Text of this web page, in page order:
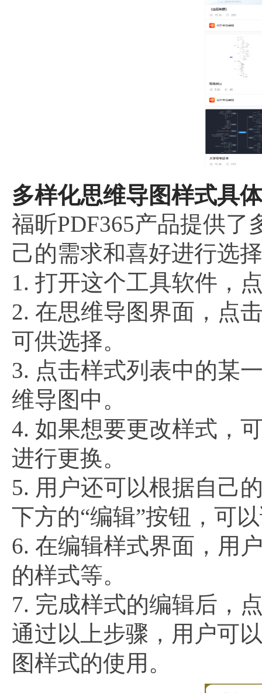
多样化思维导图样式具
福昕PDF365产品提供
己的需求和喜好进行选
1. 打开这个工具软件，
2. 在思维导图界面，点
可供选择。
3. 点击样式列表中的某
维导图中。
4. 如果想要更改样式，
进行更换。
5. 用户还可以根据自己
下方的“编辑”按钮，可
6. 在编辑样式界面，用
的样式等。
7. 完成样式的编辑后，
通过以上步骤，用户可
图样式的使用。